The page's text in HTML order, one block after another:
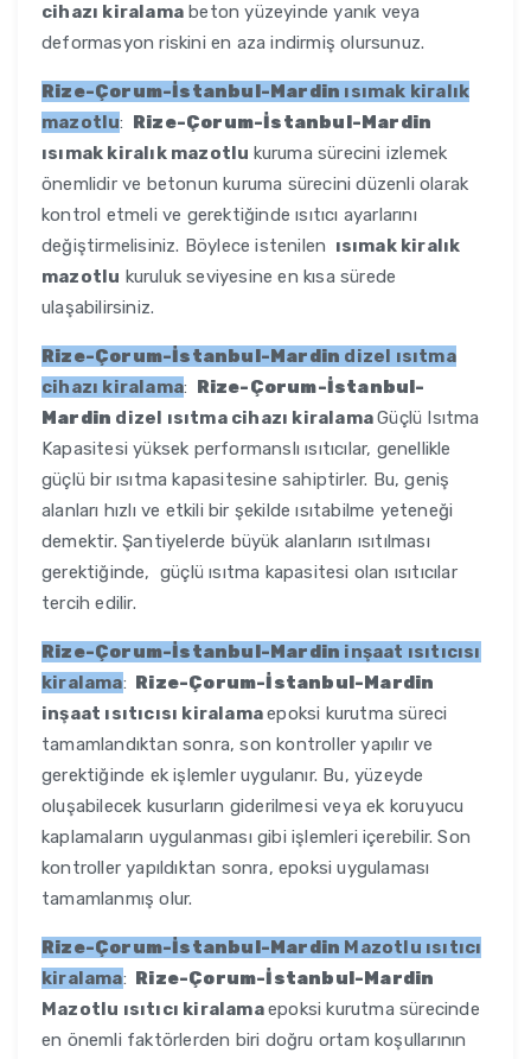
cihazı kiralama beton yüzeyinde yanık veya
deformasyon riskini en aza indirmiş olursunuz.
Rize-Çorum-İstanbul-Mardin ısımak kiralık
mazotlu: Rize-Çorum-İstanbul-Mardin
ısımak kiralık mazotlu kuruma sürecini izlemek
önemlidir ve betonun kuruma sürecini düzenli olarak
kontrol etmeli ve gerektiğinde ısıtıcı ayarlarını
değiştirmelisiniz. Böylece istenilen ısımak kiralık
mazotlu kuruluk seviyesine en kısa sürede
ulaşabilirsiniz.
Rize-Çorum-İstanbul-Mardin dizel ısıtma
cihazı kiralama: Rize-Çorum-İstanbul-
Mardin dizel ısıtma cihazı kiralamaGüçlü Isıtma
Kapasitesi yüksek performanslı ısıtıcılar, genellikle
güçlü bir ısıtma kapasitesine sahiptirler. Bu, geniş
alanları hızlı ve etkili bir şekilde ısıtabilme yeteneği
demektir. Şantiyelerde büyük alanların ısıtılması
gerektiğinde, güçlü ısıtma kapasitesi olan ısıtıcılar
tercih edilir.
Rize-Çorum-İstanbul-Mardin inşaat ısıtıcısı
kiralama: Rize-Çorum-İstanbul-Mardin
inşaat ısıtıcısı kiralamaepoksi kurutma süreci
tamamlandıktan sonra, son kontroller yapılır ve
gerektiğinde ek işlemler uygulanır. Bu, yüzeyde
oluşabilecek kusurların giderilmesi veya ek koruyucu
kaplamaların uygulanması gibi işlemleri içerebilir. Son
kontroller yapıldıktan sonra, epoksi uygulaması
tamamlanmış olur.
Rize-Çorum-İstanbul-Mardin Mazotlu ısıtıcı
kiralama: Rize-Çorum-İstanbul-Mardin
Mazotlu ısıtıcı kiralamaepoksi kurutma sürecinde
en önemli faktörlerden biri doğru ortam koşullarının